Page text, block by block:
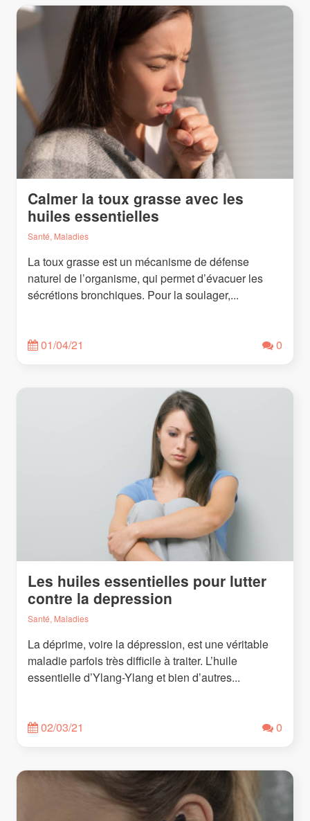
Calmer la toux grasse avec les
huiles essentielles
Santé, Maladies
La toux grasse est un mécanisme de défense
naturel de l’organisme, qui permet d’évacuer les
sécrétions bronchiques. Pour la soulager,...
01/04/21 0
Les huiles essentielles pour lutter
contre la depression
Santé, Maladies
La déprime, voire la dépression, est une véritable
maladie parfois très difficile à traiter. L’huile
essentielle d’Ylang-Ylang et bien d’autres...
02/03/21 0